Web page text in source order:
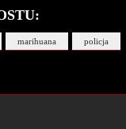
marihuana policja